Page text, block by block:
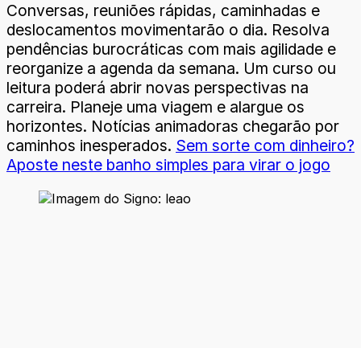
Conversas, reuniões rápidas, caminhadas e
deslocamentos movimentarão o dia. Resolva
pendências burocráticas com mais agilidade e
reorganize a agenda da semana. Um curso ou
leitura poderá abrir novas perspectivas na
carreira. Planeje uma viagem e alargue os
horizontes. Notícias animadoras chegarão por
caminhos inesperados. Sem sorte com dinheiro?
Aposte neste banho simples para virar o jogo